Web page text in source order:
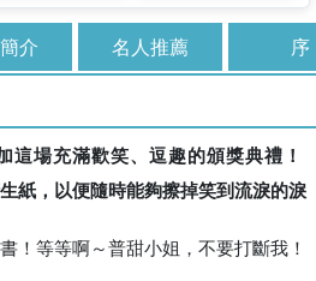
介 名人推薦 序
這場充滿歡笑、逗趣的頒獎典禮！
紙，以便隨時能夠擦掉笑到流淚的淚
！等等啊～普甜小姐，不要打斷我！